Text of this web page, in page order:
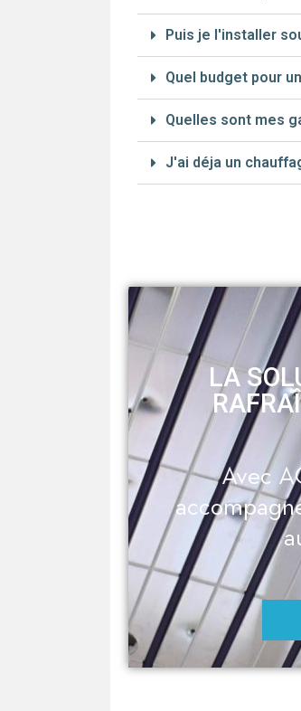
Puis je l'installer
Quel budget pour
Quelles sont mes
J'ai déja un
LA
Avec